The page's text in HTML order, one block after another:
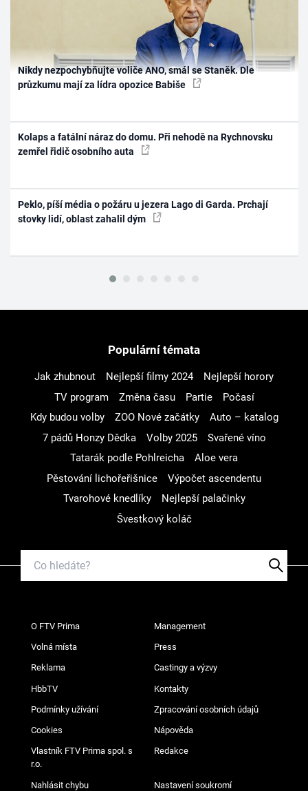
Nikdy nezpochybňujte voliče ANO, smál se Staněk. Dle
průzkumu mají za lídra opozice Babiše
Kolaps a fatální náraz do domu. Při nehodě na Rychnovsku
zemřel řidič osobního auta
Peklo, píší média o požáru u jezera Lago di Garda. Prchají
stovky lidí, oblast zahalil dým
Populární témata
Jak zhubnout Nejlepší filmy 2024
Nejlepší horory
TV program
Změna času Partie
Počasí
Kdy budou volby
ZOO Nové začátky
Auto – katalog
7 pádů Honzy Dědka
Volby 2025
Svařené víno
Tatarák podle Pohlreicha
Aloe vera
Pěstování lichořeřišnice
Výpočet ascendentu
Tvarohové knedlíky
Nejlepší palačinky
Švestkový koláč
O FTV Prima Management
Volná místa Press
Reklama Castingy a výzvy
HbbTV Kontakty
Podmínky užívání Zpracování osobních údajů
Cookies Nápověda
Vlastník FTV Prima spol. s
r.o.
Redakce
Nahlásit chybu Nastavení soukromí